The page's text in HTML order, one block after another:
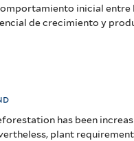
inicial entre
de crecimiento y
has been
plant